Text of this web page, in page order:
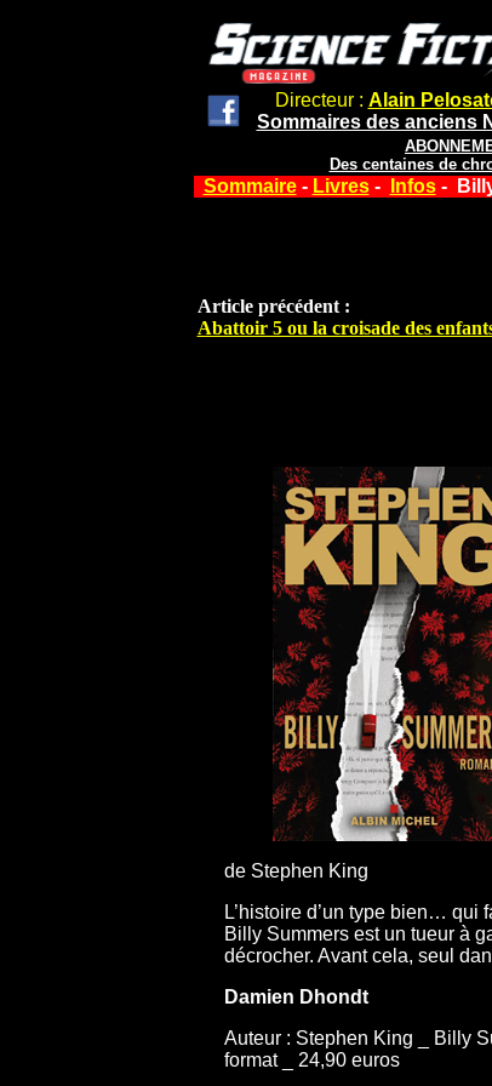
Directeur : Alain
Sommaires des anciens
Des centaines de
Sommaire- Livres- Infos- Billy
Article précédent :
Abattoir 5 ou la croisade des
de Stephen King
L’histoire d’un type bien… qui
Billy Summers est un tueur à
décrocher. Avant cela, seul
Damien Dhondt
Auteur : Stephen King _ Billy
format _ 24,90 euros